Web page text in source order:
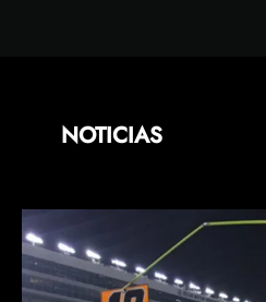
NOTICIAS